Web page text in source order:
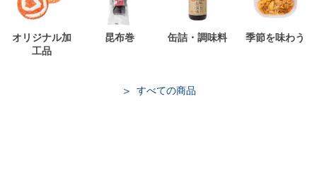
オリジナル加
工品
昆布巻 缶詰・調味料 季節を味わう
すべての商品